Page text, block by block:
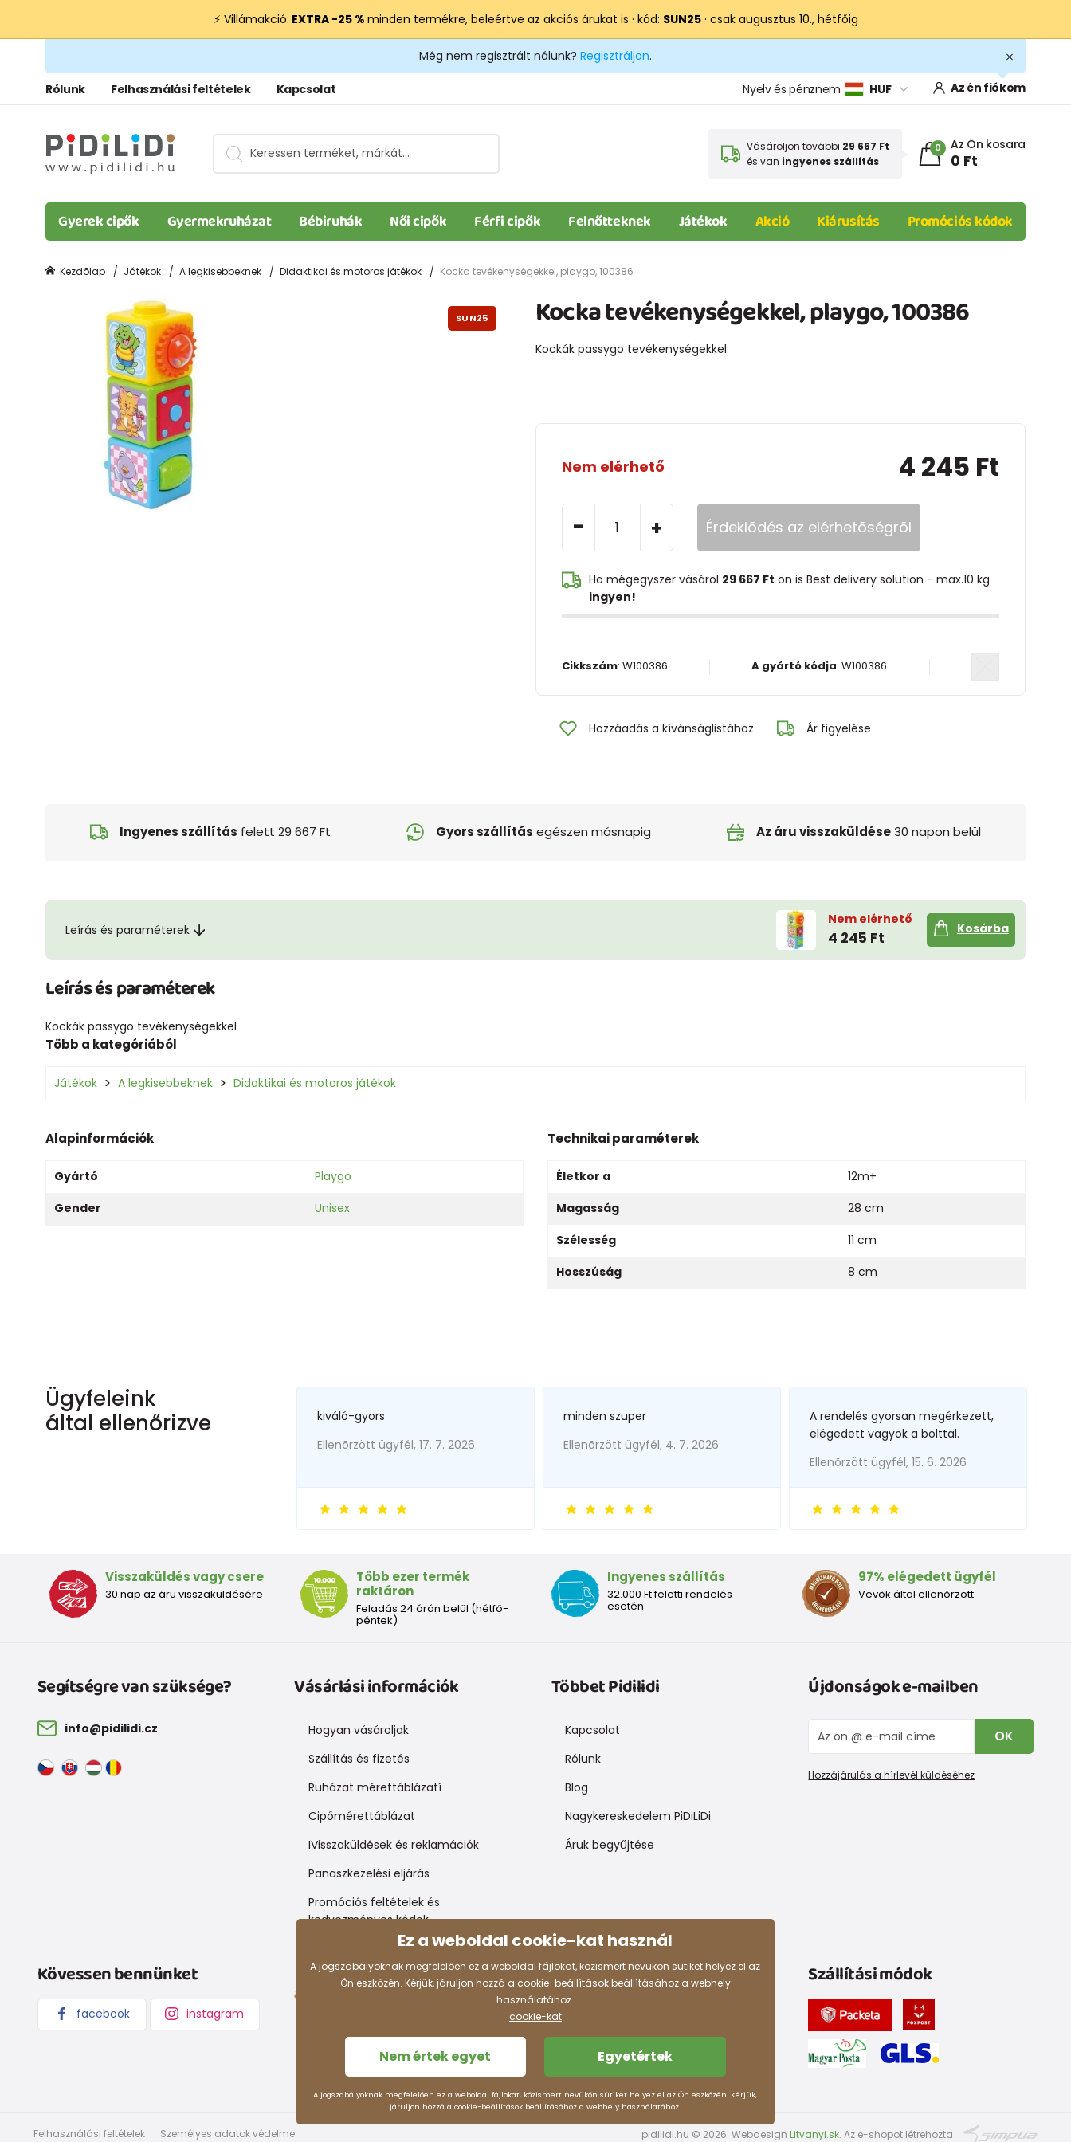
⚡ Villámakció: EXTRA −25 % minden termékre, beleértve az akciós árukat is · kód: SUN25· csak augusztus 10., hétfőig
Még nem regisztrált nálunk? Regisztráljon.
Rólunk Felhasználási feltételek Kapcsolat Nyelv és pénznem HUF Az én fiókom
Vásároljon további 29 667 Ft
és van ingyenes szállítás
0 Az Ön kosara
0 Ft
Gyerek cipők Gyermekruházat Bébiruhák Női cipők Férfi cipők Felnőtteknek Játékok Akció Kiárusítás Promóciós kódok
Kezdõlap Játékok A legkisebbeknek Didaktikai és motoros játékok Kocka tevékenységekkel, playgo, 100386
Kocka tevékenységekkel, playgo, 100386
Kockák passygo tevékenységekkel
Nem elérhető 4 245 Ft
- + Érdeklõdés az elérhetõségrõl
Ha mégegyszer vásárol 29 667 Ft ön is Best delivery solution - max.10 kg
ingyen!
Cikkszám: W100386 A gyártó kódja:W100386
Hozzáadás a kívánságlistához Ár figyelése
SUN25
Ingyenes szállítás felett 29 667 Ft Gyors szállítás egészen másnapig Az áru visszaküldése30 napon belül
Leírás és paraméterek
Nem elérhető
4 245 Ft
Kosárba
Leírás és paraméterek
Kockák passygo tevékenységekkel
Több a kategóriából
Játékok A legkisebbeknek Didaktikai és motoros játékok
Alapinformációk
Gyártó
Playgo
Gender
Unisex
Technikai paraméterek
Életkor a
12m+
Magasság
28 cm
Szélesség
11 cm
Hosszúság
8 cm
Ügyfeleink
által ellenőrizve
kiváló-gyors
Ellenõrzött ügyfél, 17. 7. 2026
minden szuper
Ellenõrzött ügyfél, 4. 7. 2026
A rendelés gyorsan megérkezett,
elégedett vagyok a bolttal.
Ellenõrzött ügyfél, 15. 6. 2026
Visszaküldés vagy csere
30 nap az áru visszaküldésére
Több ezer termék
raktáron
Feladás 24 órán belül (hétfő-
péntek)
Ingyenes szállítás
32.000 Ft feletti rendelés
esetén
97% elégedett ügyfél
Vevők által ellenőrzött
Segítségre van szüksége?
info@pidilidi.cz
Vásárlási információk
Hogyan vásároljak
Szállítás és fizetés
Ruházat mérettáblázatí
Cipőmérettáblázat
IVisszaküldések és reklamációk
Panaszkezelési eljárás
Promóciós feltételek és
kedvezményes kódok
Többet Pidilidi
Kapcsolat
Rólunk
Blog
Nagykereskedelem PiDiLiDi
Áruk begyűjtése
Újdonságok e-mailben
OK
Hozzájárulás a hírlevél küldéséhez
Kövessen bennünket
facebook instagram
Fizetési lehetõségek Szállítási módok
Felhasználási feltételek Személyes adatok védelme pidilidi.hu © 2026. WebdesignLitvanyi.sk. Az e-shopot létrehozta
Ez a weboldal cookie-kat használ
A jogszabályoknak megfelelően ez a weboldal fájlokat, közismert nevükön sütiket helyez el az
Ön eszközén. Kérjük, járuljon hozzá a cookie-beállítások beállításához a webhely
használatához.
cookie-kat
Nem értek egyet Egyetértek
A jogszabályoknak megfelelően ez a weboldal fájlokat, közismert nevükön sütiket helyez el az Ön eszközén. Kérjük,
járuljon hozzá a cookie-beállítások beállításához a webhely használatához.